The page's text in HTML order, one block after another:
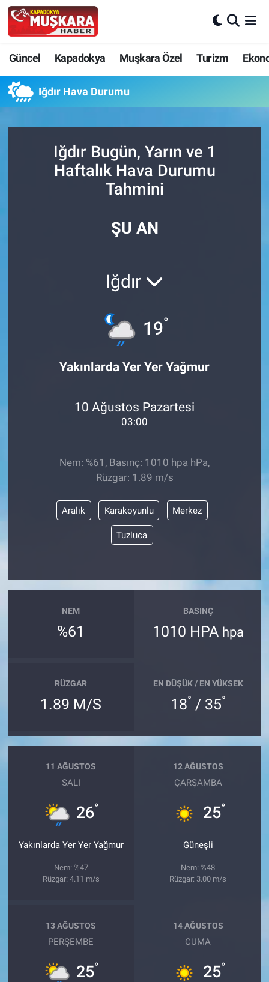
Güncel Kapadokya Muşkara Özel Turizm
Iğdır Hava Durumu
Iğdır Bugün, Yarın ve 1
Haftalık Hava Durumu
Tahmini
ŞU AN
Iğdır
19°
Yakınlarda Yer Yer Yağmur
10 Ağustos Pazartesi
03:00
Nem: %61, Basınç: 1010 hpa hPa,
Rüzgar: 1.89 m/s
Aralık Karakoyunlu Merkez
Tuzluca
NEM
%61
BASINÇ
1010 HPA hpa
RÜZGAR
1.89 M/S
EN DÜŞÜK / EN YÜKSEK
18° / 35°
11 AĞUSTOS
SALI
26°
Yakınlarda Yer Yer Yağmur
Nem: %47
Rüzgar: 4.11 m/s
12 AĞUSTOS
ÇARŞAMBA
25°
Güneşli
Nem: %48
Rüzgar: 3.00 m/s
13 AĞUSTOS
PERŞEMBE
25°
14 AĞUSTOS
CUMA
25°
Güncel
SEÇİM
Ekonomi
Nevşehir Hava Durumu
Nevşehir Trafik Yoğunluk Haritası
Tüm Manşetler
Son Dakika Haberleri